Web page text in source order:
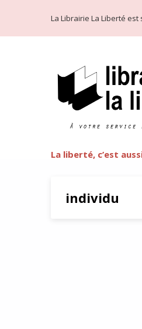
La Librairie La Liberté est
La liberté, c’est
individu